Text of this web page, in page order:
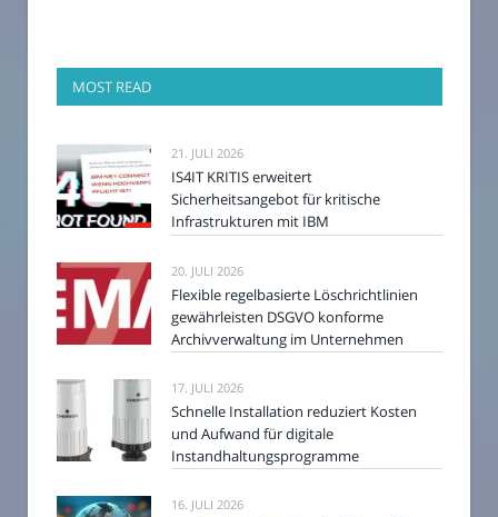
MOST READ
21. JULI 2026
IS4IT KRITIS erweitert
Sicherheitsangebot für kritische
Infrastrukturen mit IBM
20. JULI 2026
Flexible regelbasierte Löschrichtlinien
gewährleisten DSGVO konforme
Archivverwaltung im Unternehmen
17. JULI 2026
Schnelle Installation reduziert Kosten
und Aufwand für digitale
Instandhaltungsprogramme
16. JULI 2026